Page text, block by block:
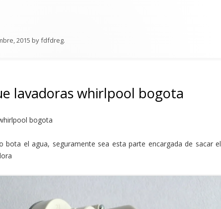
2015 byfdfdreg.
lavadoras whirlpool bogota
bogota
bota el agua, seguramente sea esta parte encargada de sacar el